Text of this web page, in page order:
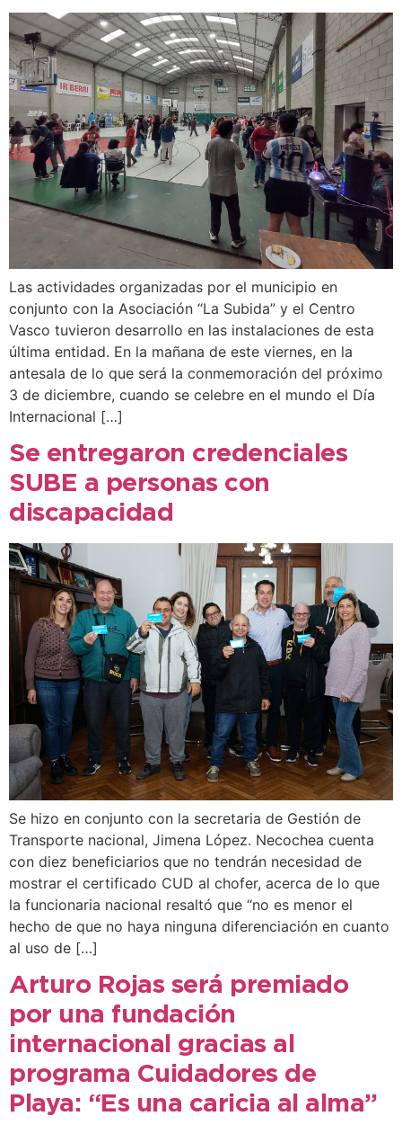
Las actividades organizadas por el municipio en
conjunto con la Asociación “La Subida” y el Centro
Vasco tuvieron desarrollo en las instalaciones de esta
última entidad. En la mañana de este viernes, en la
antesala de lo que será la conmemoración del próximo
3 de diciembre, cuando se celebre en el mundo el Día
Internacional […]
Se entregaron credenciales
SUBE a personas con
discapacidad
Se hizo en conjunto con la secretaria de Gestión de
Transporte nacional, Jimena López. Necochea cuenta
con diez beneficiarios que no tendrán necesidad de
mostrar el certificado CUD al chofer, acerca de lo que
la funcionaria nacional resaltó que “no es menor el
hecho de que no haya ninguna diferenciación en cuanto
al uso de […]
Arturo Rojas será premiado
por una fundación
internacional gracias al
programa Cuidadores de
Playa: “Es una caricia al alma”